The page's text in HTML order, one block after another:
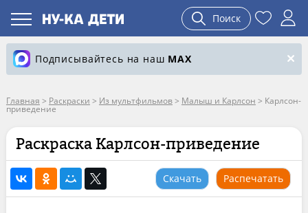
Поиск
Подписывайтесь на наш MAX
Главная > Раскраски > Из мультфильмов> Малыш и Карлсон > Карлсон-
приведение
Раскраска Карлсон-приведение
Скачать Распечатать